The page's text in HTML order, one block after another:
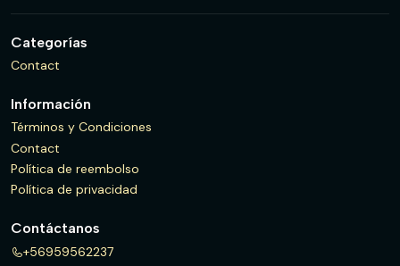
Categorías
Contact
Información
Términos y Condiciones
Contact
Política de reembolso
Política de privacidad
Contáctanos
+56959562237